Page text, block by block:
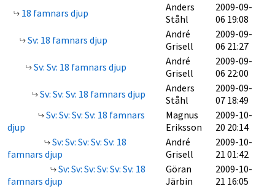
18 famnars djup
Anders
Ståhl
2009-09-
06 19:08
Sv: 18 famnars djup
André
Grisell
2009-09-
06 21:27
Sv: Sv: 18 famnars djup
André
Grisell
2009-09-
06 22:00
Sv: Sv: Sv: 18 famnars djup
Anders
Ståhl
2009-09-
07 18:49
Sv: Sv: Sv: Sv: 18 famnars
djup
Magnus
Eriksson
2009-10-
20 20:14
Sv: Sv: Sv: Sv: Sv: 18
famnars djup
André
Grisell
2009-10-
21 01:42
Sv: Sv: Sv: Sv: Sv: Sv: 18
famnars djup
Göran
Järbin
2009-10-
21 16:05